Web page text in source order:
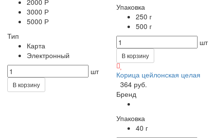
3000 Р
5000 Р
Тип
Карта
Электронный
шт
В корзину
Упаковка
250 г
500 г
шт
В корзину
Корица цейлонская целая
364 руб.
Бренд
Упаковка
40 г